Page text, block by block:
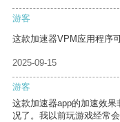
游客
这款加速器VPM应用程序
2025-09-15
游客
这款加速器app的加速效
况了。我以前玩游戏经常